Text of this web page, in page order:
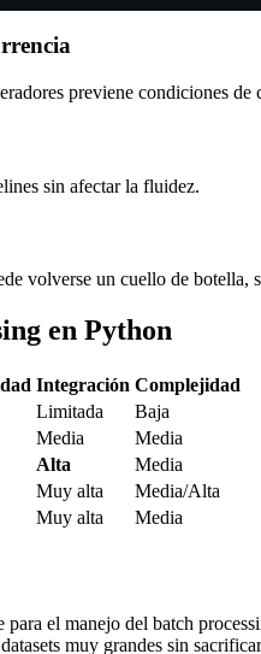
previene condiciones de
sin afectar la fluidez.
volverse un cuello de botella,
en Python
Integración Complejidad
Limitada
Baja
Media
Media
Alta
Media
Muy alta
Media/Alta
Muy alta
Media
el manejo del batch
muy grandes sin